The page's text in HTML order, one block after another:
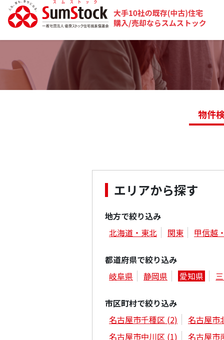
物件
エリアから探す
地方で絞り込み
北海道・東北
関東 甲信越
都道府県で絞り込み
岐阜県
静岡県 愛知県
市区町村で絞り込み
名古屋市千種区 (2)
名古屋市
名古屋市中川区 (1)
名古屋市